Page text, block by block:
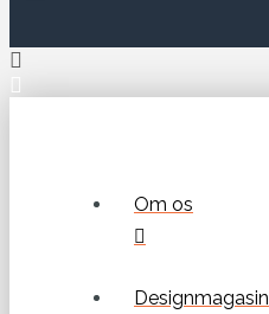
Om os
Designmagasin